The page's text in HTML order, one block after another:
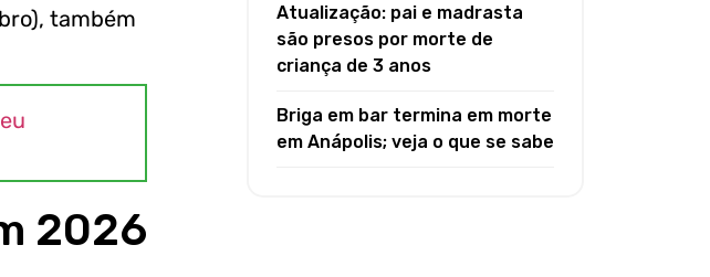
também
2026
Atualização: pai e madrasta
são presos por morte de
criança de 3 anos
Briga em bar termina em morte
em Anápolis; veja o que se sabe